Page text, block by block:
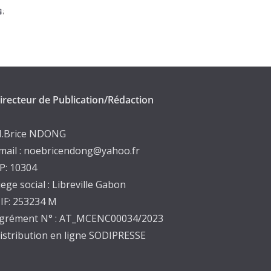
de Publication/Rédaction
NDONG
: noebricendong@yahoo.fr
10304
social : Libreville Gabon
253234 M
N° : AT_MCENC00034/2023
en ligne SODIPRESSE